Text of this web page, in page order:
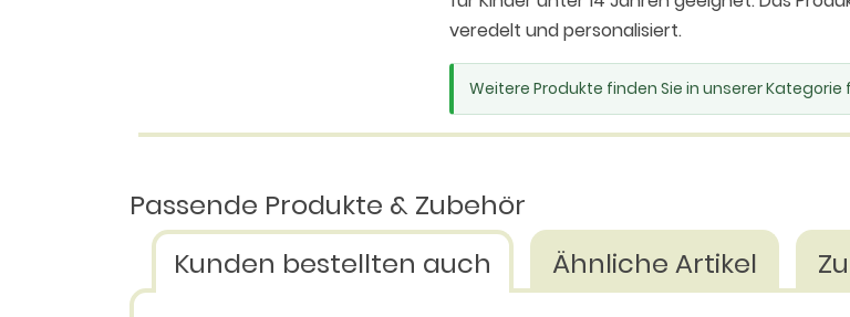
veredelt und personalisiert.
Weitere Produkte finden Sie in unserer Kategorie
Passende Produkte & Zubehör
Kunden bestellten auch
Ähnliche Artikel